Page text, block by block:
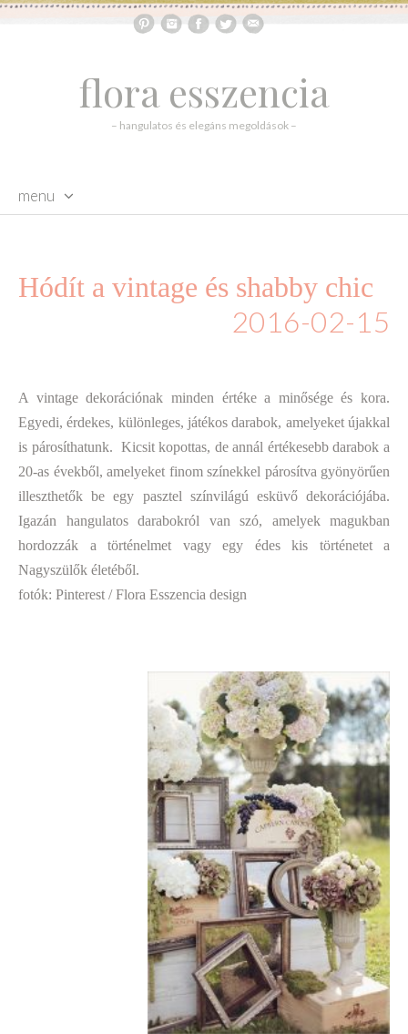
flora esszencia
– hangulatos és elegáns megoldások –
menu
Hódít a vintage és shabby chic
2016-02-15
A vintagedekorációnak minden értéke a minősége és kora.
Egyedi, érdekes, különleges, játékos darabok, amelyeket újakkal
is párosíthatunk. Kicsit kopottas, de annál értékesebb darabok a
20-as évekből, amelyeket finom színekkel párosítva gyönyörűen
illeszthetők be egy pasztel színvilágú esküvő dekorációjába.
Igazán hangulatos darabokról van szó, amelyek magukban
hordozzák a történelmet vagy egy édes kis történetet a
Nagyszülők életéből.
fotók: Pinterest / Flora Esszencia design